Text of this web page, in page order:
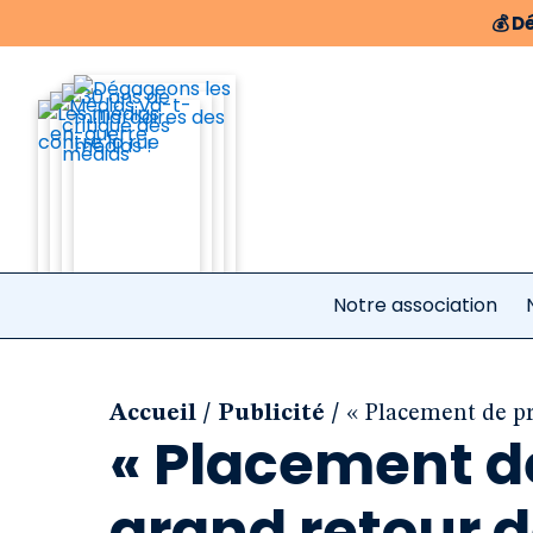
💰
Notre association
Accueil / Publicité / « Placement de
« Placement